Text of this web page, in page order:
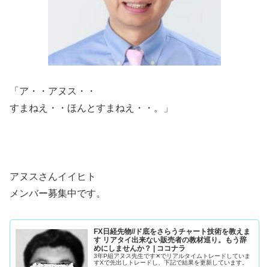
「ア・・アヌス・・
すまねえ・・ほんとすまねえ・・。」
アヌスさんイイヒト
メンバー募集中です。
FX日経先物//ド底をさらうチャート技術を教えま
す リアタイ出来ない販売者の教材巡り。もう辞
めにしませんか？ | ココナラ
3年P組アヌス先生です✕でリアルタイムトレードしていま
すXで先出しトレードし、下記で結果を更新しています。